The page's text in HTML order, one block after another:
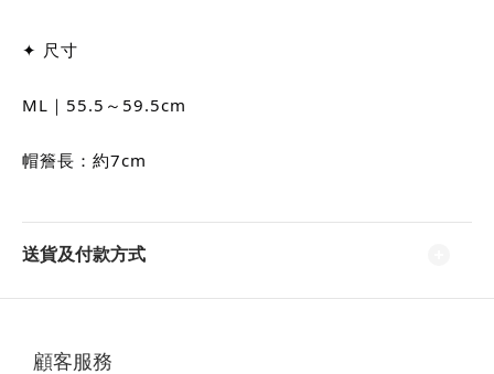
✦ 尺寸
ML｜55.5～59.5cm
帽簷長：約7cm
送貨及付款方式
顧客服務